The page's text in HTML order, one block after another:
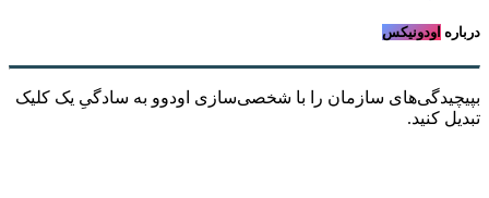
اودونیکس
سازمان را با شخصی‌سازی اودوو به سادگیِ یک کلیک
کنید.